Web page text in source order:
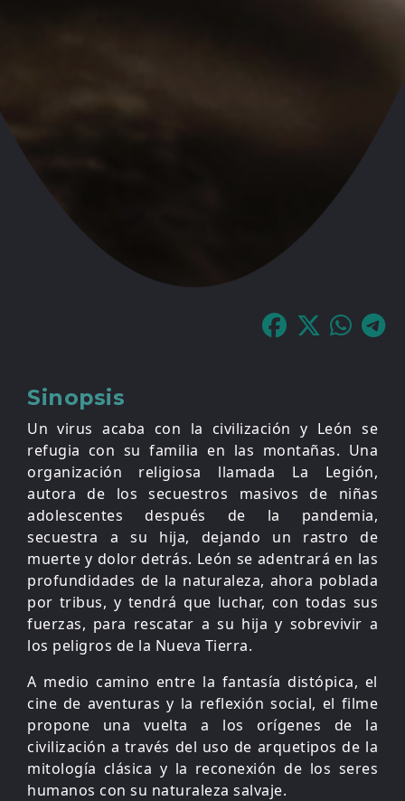
Sinopsis
Un virus acaba con la civilización y León se
refugia con su familia en las montañas. Una
organización religiosa llamada La Legión,
autora de los secuestros masivos de niñas
adolescentes después de la pandemia,
secuestra a su hija, dejando un rastro de
muerte y dolor detrás. León se adentrará en las
profundidades de la naturaleza, ahora poblada
por tribus, y tendrá que luchar, con todas sus
fuerzas, para rescatar a su hija y sobrevivir a
los peligros de la Nueva Tierra.
A medio camino entre la fantasía distópica, el
cine de aventuras y la reflexión social, el filme
propone una vuelta a los orígenes de la
civilización a través del uso de arquetipos de la
mitología clásica y la reconexión de los seres
humanos con su naturaleza salvaje.